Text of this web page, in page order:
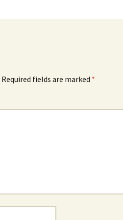
Required fields are marked *